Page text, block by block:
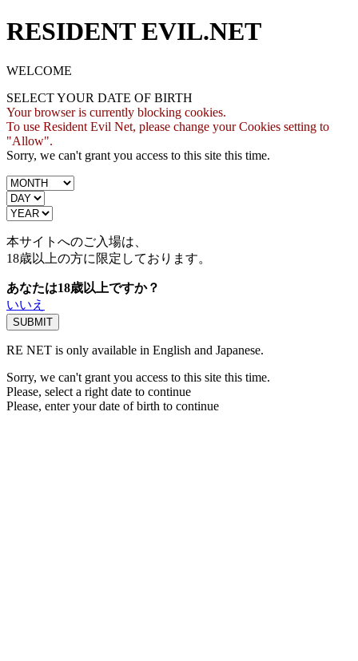
RESIDENT EVIL.NET
WELCOME
SELECT YOUR DATE OF BIRTH
Your browser is currently blocking cookies.
To use Resident Evil Net, please change your Cookies setting to
"Allow".
Sorry, we can't grant you access to this site this time.
本サイトへのご入場は、
18歳以上の方に限定しております。
あなたは18歳以上ですか？
いいえ
RE NET is only available in English and Japanese.
Sorry, we can't grant you access to this site this time.
Please, select a right date to continue
Please, enter your date of birth to continue